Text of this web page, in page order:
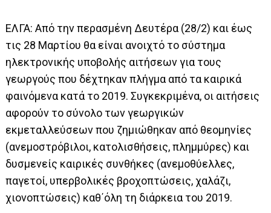
ΕΛΓΑ: Από την περασμένη Δευτέρα (28/2) και έως
τις 28 Μαρτίου θα είναι ανοιχτό το σύστημα
ηλεκτρονικής υποβολής αιτήσεων για τους
γεωργούς που δέχτηκαν πλήγμα από τα καιρικά
φαινόμενα κατά το 2019. Συγκεκριμένα, οι αιτήσεις
αφορούν το σύνολο των γεωργικών
εκμεταλλεύσεων που ζημιώθηκαν από θεομηνίες
(ανεμοστρόβιλοι, κατολισθήσεις, πλημμύρες) και
δυσμενείς καιρικές συνθήκες (ανεμοθύελλες,
παγετοί, υπερβολικές βροχοπτώσεις, χαλάζι,
χιονοπτώσεις) καθ΄όλη τη διάρκεια του 2019.